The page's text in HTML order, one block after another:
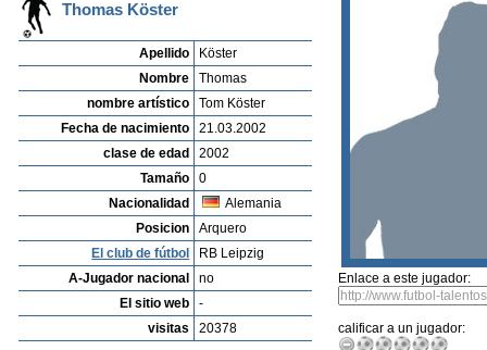
Thomas Köster
Apellido
Köster
Nombre
Thomas
nombre artístico
Tom Köster
Fecha de nacimiento
21.03.2002
clase de edad
2002
Tamaño
0
Nacionalidad
Alemania
Posicion
Arquero
El club de fútbol
RB Leipzig
A-Jugador nacional
no
El sitio web
-
visitas
20378
Enlace a este jugador:
calificar a un jugador: